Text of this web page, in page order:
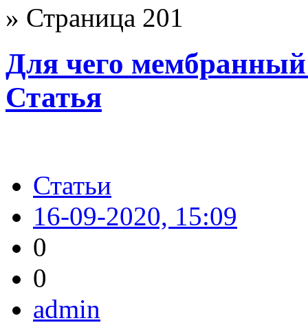
» Страница 201
Для чего мембранный
Статья
Статьи
16-09-2020, 15:09
0
0
admin